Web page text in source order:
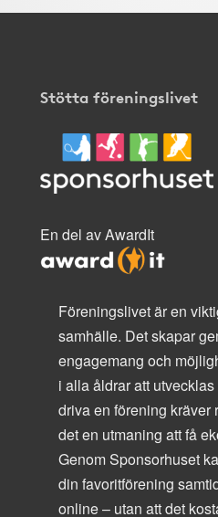
Stötta föreningslivet
En del av AwardIt
Föreningslivet är en
samhälle. Det skapar
engagemang och
i alla åldrar att
driva en förening kräver
det en utmaning att få
Genom Sponsorhuset
din favoritförening
online – utan att det